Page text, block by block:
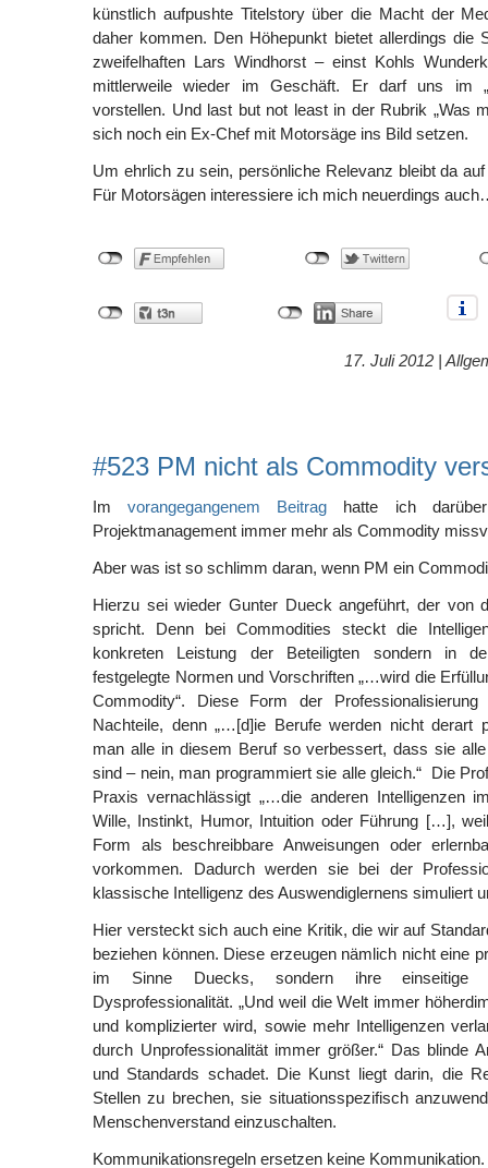
künstlich aufpushte Titelstory über die Macht der
daher kommen. Den Höhepunkt bietet allerdings die
zweifelhaften Lars Windhorst – einst Kohls
mittlerweile wieder im Geschäft. Er darf uns im
vorstellen. Und last but not least in der Rubrik „Was
sich noch ein Ex-Chef mit Motorsäge ins Bild setzen.
Um ehrlich zu sein, persönliche Relevanz bleibt da
Für Motorsägen interessiere ich mich neuerdings
17. Juli 2012 |
#523 PM nicht als Commodity
Imvorangegangenem Beitrag hatte ich darüber
Projektmanagement immer mehr als Commodity
Aber was ist so schlimm daran, wenn PM ein
Hierzu sei wieder Gunter Dueck angeführt, der von
spricht. Denn bei Commodities steckt die
konkreten Leistung der Beteiligten sondern in
festgelegte Normen und Vorschriften „…wird die
Commodity“. Diese Form der
Nachteile, denn „…[d]ie Berufe werden nicht derart
man alle in diesem Beruf so verbessert, dass sie
sind – nein, man programmiert sie alle gleich.“ Die
Praxis vernachlässigt „…die anderen Intelligenzen
Wille, Instinkt, Humor, Intuition oder Führung […],
Form als beschreibbare Anweisungen oder
vorkommen. Dadurch werden sie bei der
klassische Intelligenz des Auswendiglernens simuliert
Hier versteckt sich auch eine Kritik, die wir auf
beziehen können. Diese erzeugen nämlich nicht eine
im Sinne Duecks, sondern ihre einseitige
Dysprofessionalität. „Und weil die Welt immer
und komplizierter wird, sowie mehr Intelligenzen
durch Unprofessionalität immer größer.“ Das blinde
und Standards schadet. Die Kunst liegt darin, die
Stellen zu brechen, sie situationsspezifisch
Menschenverstand einzuschalten.
Kommunikationsregeln ersetzen keine Kommunikation.